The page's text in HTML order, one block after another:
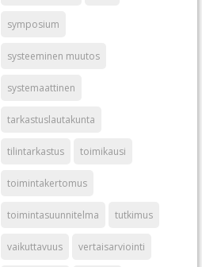
symposium
systeeminen muutos
systemaattinen
tarkastuslautakunta
tilintarkastus toimikausi
toimintakertomus
toimintasuunnitelma tutkimus
vaikuttavuus vertaisarviointi